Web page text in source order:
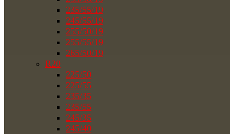
235/55/19
245/55/19
255/50/19
255/55/19
265/50/19
R20
225/50
225/55
235/35
235/55
245/35
245/40